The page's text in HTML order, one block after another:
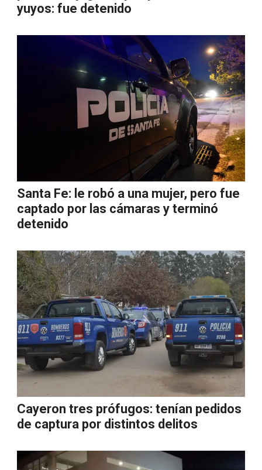
yuyos: fue detenido
Santa Fe: le robó a una mujer, pero fue
captado por las cámaras y terminó
detenido
Cayeron tres prófugos: tenían pedidos
de captura por distintos delitos